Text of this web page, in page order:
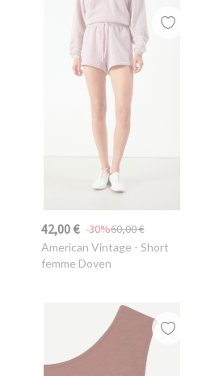
42,00 € 60,00 €
-30%
American Vintage - Short
femme Doven